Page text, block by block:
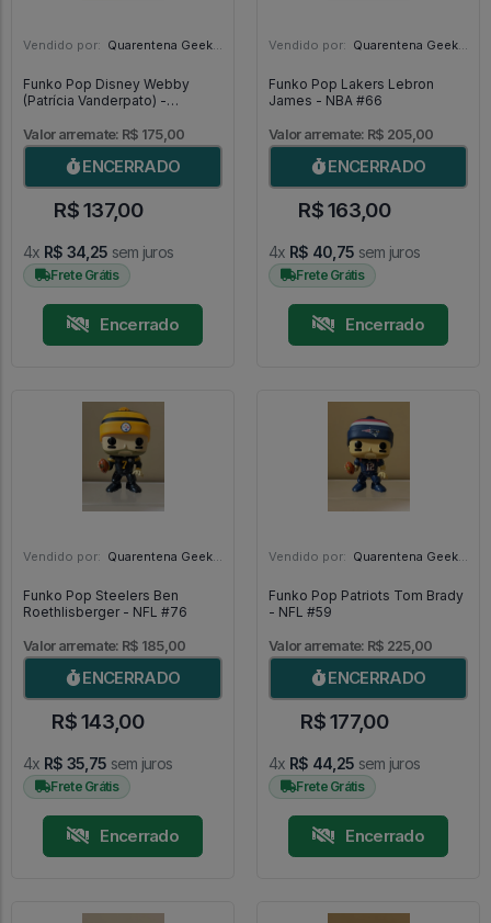
Vendido por: Quarentena Geek Store - SP
Funko Pop Disney Webby
(Patrícia Vanderpato) -
Valor arremate: R$ 175,00
ENCERRADO
R$ 137,00
4x R$ 34,25 sem juros
Frete Grátis
Encerrado
Vendido por: Quarentena Geek Store - SP
Funko Pop Lakers Lebron
James - NBA #66
Valor arremate: R$ 205,00
ENCERRADO
R$ 163,00
4x R$ 40,75 sem juros
Frete Grátis
Encerrado
Vendido por: Quarentena Geek Store - SP
Funko Pop Steelers Ben
Roethlisberger - NFL #76
Valor arremate: R$ 185,00
ENCERRADO
R$ 143,00
4x R$ 35,75 sem juros
Frete Grátis
Encerrado
Vendido por: Quarentena Geek Store - SP
Funko Pop Patriots Tom Brady
- NFL #59
Valor arremate: R$ 225,00
ENCERRADO
R$ 177,00
4x R$ 44,25 sem juros
Frete Grátis
Encerrado